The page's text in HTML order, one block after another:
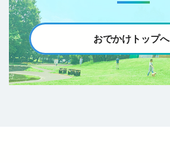
おでかけトップへ